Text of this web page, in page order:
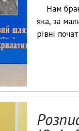
Нам
яка, за
рівні